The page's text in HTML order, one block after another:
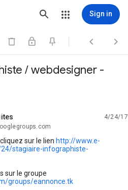
Sign in
  
/ webdesigner -
4/24/17
sur le lien http://www.e-
stagiaire-infographiste-
sur le groupe
groups/eannonce.tk